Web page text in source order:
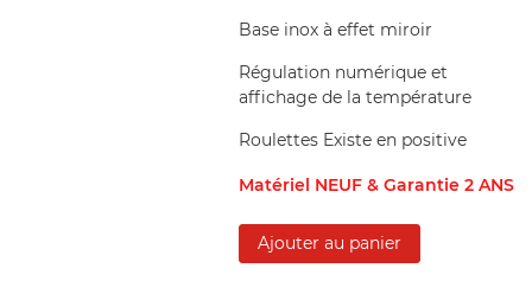
Base inox à effet miroir
Régulation numérique et
affichage de la température
Roulettes Existe en positive
Matériel NEUF & Garantie 2 ANS
Ajouter au panier